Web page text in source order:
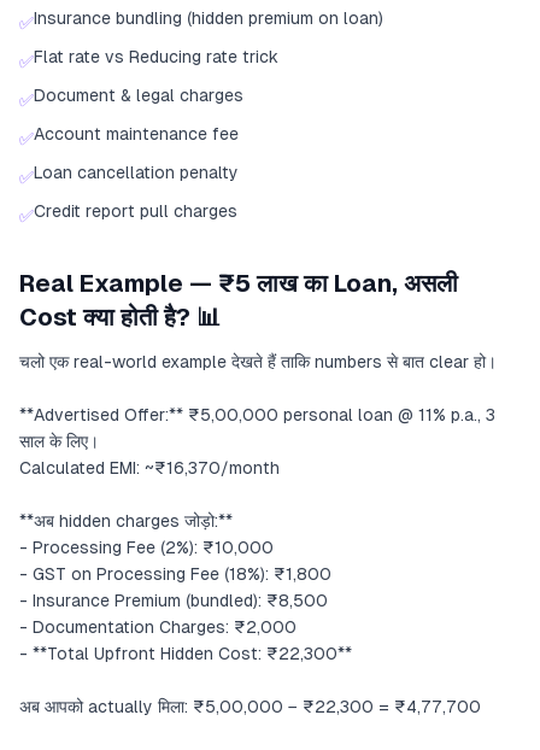
✅Insurance bundling (hidden premium on loan)
✅Flat rate vs Reducing rate trick
✅Document & legal charges
✅Account maintenance fee
✅Loan cancellation penalty
✅Credit report pull charges
Real Example — ₹5 लाख का Loan, असली
Cost क्या होती है? 📊
चलो एक real-world example देखते हैं ताकि numbers से बात clear हो।
**Advertised Offer:** ₹5,00,000 personal loan @ 11% p.a., 3
साल के लिए।
Calculated EMI: ~₹16,370/month
**अब hidden charges जोड़ो:**
- Processing Fee (2%): ₹10,000
- GST on Processing Fee (18%): ₹1,800
- Insurance Premium (bundled): ₹8,500
- Documentation Charges: ₹2,000
- **Total Upfront Hidden Cost: ₹22,300**
अब आपको actually मिला: ₹5,00,000 − ₹22,300 = ₹4,77,700